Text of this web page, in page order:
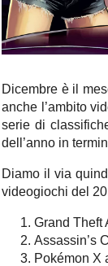
Dicembre è il
anche l’ambito
serie di
dell’anno in
Diamo il via
videogiochi del
Grand Theft
Assassin’s
Pokémon X